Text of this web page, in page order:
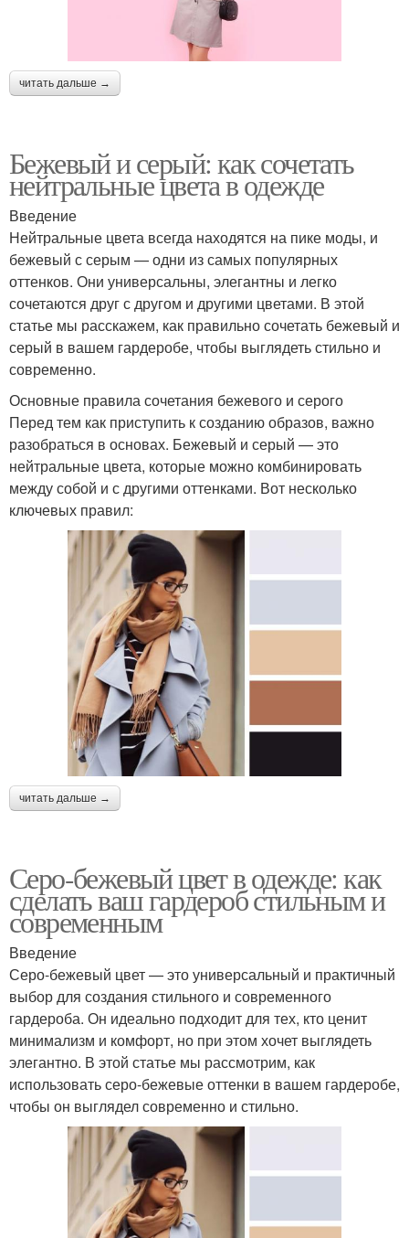
читать дальше →
Бежевый и серый: как сочетать
нейтральные цвета в одежде
Введение
Нейтральные цвета всегда находятся на пике моды, и
бежевый с серым — одни из самых популярных
оттенков. Они универсальны, элегантны и легко
сочетаются друг с другом и другими цветами. В этой
статье мы расскажем, как правильно сочетать бежевый и
серый в вашем гардеробе, чтобы выглядеть стильно и
современно.
Основные правила сочетания бежевого и серого
Перед тем как приступить к созданию образов, важно
разобраться в основах. Бежевый и серый — это
нейтральные цвета, которые можно комбинировать
между собой и с другими оттенками. Вот несколько
ключевых правил:
читать дальше →
Серо-бежевый цвет в одежде: как
сделать ваш гардероб стильным и
современным
Введение
Серо-бежевый цвет — это универсальный и практичный
выбор для создания стильного и современного
гардероба. Он идеально подходит для тех, кто ценит
минимализм и комфорт, но при этом хочет выглядеть
элегантно. В этой статье мы рассмотрим, как
использовать серо-бежевые оттенки в вашем гардеробе,
чтобы он выглядел современно и стильно.